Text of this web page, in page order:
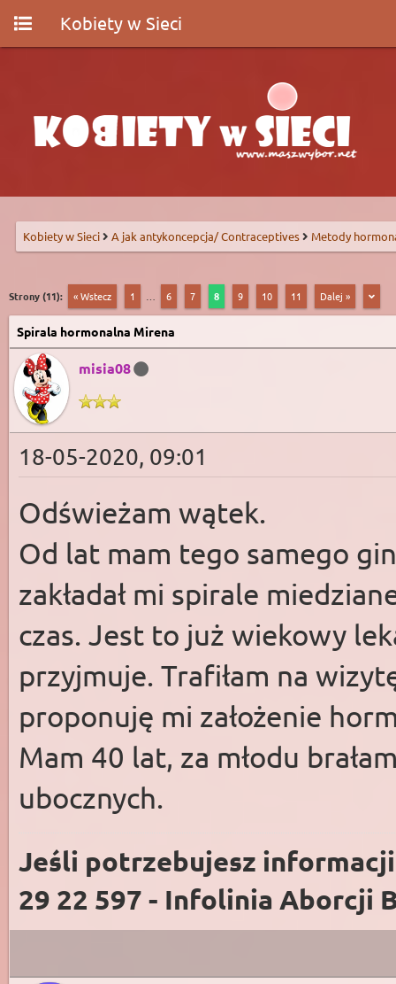
Kobiety w Sieci
Kobiety w Sieci A jak antykoncepcja/ Contraceptives Metody
Strony (11): « Wstecz 1 6 7 8 9 10 11 Dalej »
Spirala hormonalna Mirena
misia08
18-05-2020, 09:01
Odświeżam wątek.
Od lat mam tego samego
zakładał mi spirale
czas. Jest to już wiekowy
przyjmuje. Trafiłam na
proponuję mi założenie
Mam 40 lat, za młodu
ubocznych.
Jeśli potrzebujesz
29 22 597 - Infolinia Aborcji